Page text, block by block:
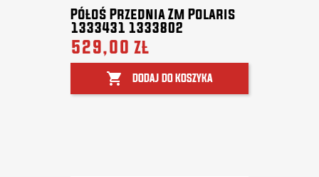
Półoś Przednia Zm Polaris
1333431 1333802
529,00 zł
 DODAJ DO KOSZYKA